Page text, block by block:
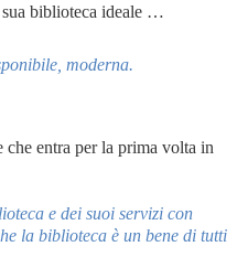
biblioteca ideale …
moderna.
che entra per la prima volta in
e dei suoi servizi con
la biblioteca è un bene di tutti